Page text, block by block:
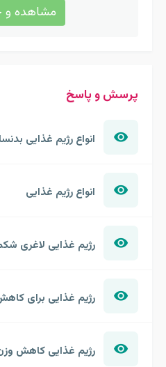
مشاهده و
پرسش و پاسخ
انواع رژیم غذایی
انواع رژیم غذایی
رژیم غذایی لاغری
رژیم غذایی برای
رژیم غذایی کاهش